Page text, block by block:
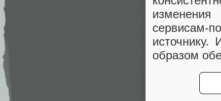
сервисам-
источнику.
образом